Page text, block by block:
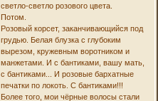
светло-светло розового цвета.
Потом.
Розовый корсет, заканчивающийся под
грудью. Белая блузка с глубоким
вырезом, кружевным воротником и
манжетами. И с бантиками, вашу мать,
с бантиками... И розовые бархатные
печатки по локоть. С бантиками!!!
Более того, мои чёрные волосы стали